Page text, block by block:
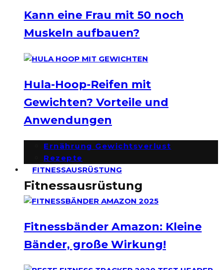
Kann eine Frau mit 50 noch
Muskeln aufbauen?
Hula-Hoop-Reifen mit
Gewichten? Vorteile und
Anwendungen
Ernährung Gewichtsverlust
Rezepte
FITNESSAUSRÜSTUNG
Fitnessausrüstung
Fitnessbänder Amazon: Kleine
Bänder, große Wirkung!